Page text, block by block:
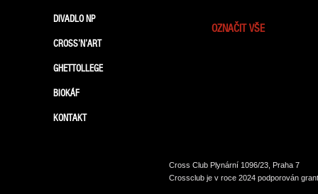
DIVADLO NP
CROSS’N’ART
GHETTOLLEGE
BIOKÁF
KONTAKT
OZNAČIT VŠE
Cross Club Plynární 1096/23, Praha 7
Crossclub je v roce 2024 podporován